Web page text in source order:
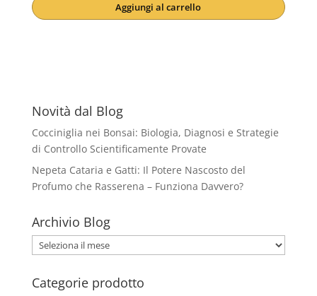
Aggiungi al carrello
Novità dal Blog
Cocciniglia nei Bonsai: Biologia, Diagnosi e Strategie
di Controllo Scientificamente Provate
Nepeta Cataria e Gatti: Il Potere Nascosto del
Profumo che Rasserena – Funziona Davvero?
Archivio Blog
Archivio
Blog
Categorie prodotto